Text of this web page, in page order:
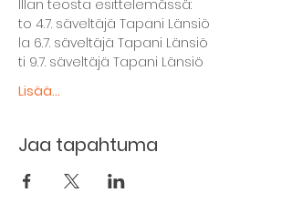
Illan teosta esittelemässä:
to 4.7. säveltäjä Tapani Länsiö
la 6.7. säveltäjä Tapani Länsiö
ti 9.7. säveltäjä Tapani Länsiö
Lisää...
Jaa tapahtuma